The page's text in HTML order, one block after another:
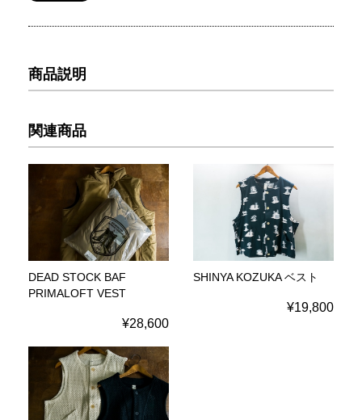
商品説明
関連商品
DEAD STOCK BAF
PRIMALOFT VEST
¥28,600
SHINYA KOZUKA ベスト
¥19,800